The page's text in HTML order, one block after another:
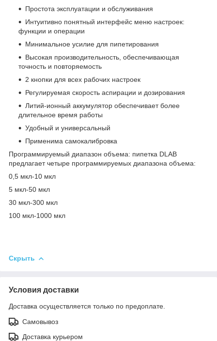
Простота эксплуатации и обслуживания
Интуитивно понятный интерфейс меню настроек:
функции и операции
Минимальное усилие для пипетирования
Высокая производительность, обеспечивающая
точность и повторяемость
2 кнопки для всех рабочих настроек
Регулируемая скорость аспирации и дозирования
Литий-ионный аккумулятор обеспечивает более
длительное время работы
Удобный и универсальный
Применима самокалибровка
Программируемый диапазон объема: пипетка DLAB
предлагает четыре программируемых диапазона объема:
0,5 мкл-10 мкл
5 мкл-50 мкл
30 мкл-300 мкл
100 мкл-1000 мкл
Скрыть
Условия доставки
Доставка осуществляется только по предоплате.
Самовывоз
Доставка курьером